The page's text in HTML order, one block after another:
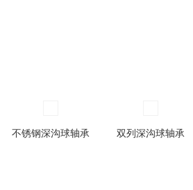
不锈钢深沟球轴承 双列深沟球轴承